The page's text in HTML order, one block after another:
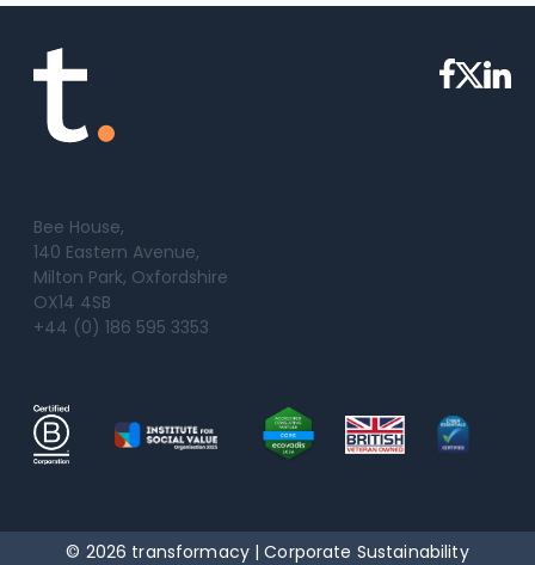
Bee House,
140 Eastern Avenue,
Milton Park, Oxfordshire
OX14 4SB
+44 (0) 186 595 3353
© 2026 transformacy | Corporate Sustainability